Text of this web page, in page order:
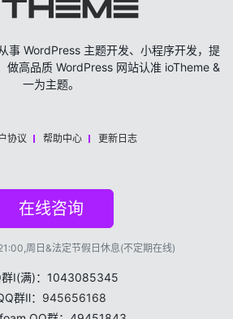
事 WordPress 主题开发、小程序开发，提
做高品质 WordPress 网站认准 ioTheme &
一为主题。
协议 帮助中心 更新日志
在线咨询
周日&法定节假日休息(不定期在线)
群Ⅰ(满)：1043085345
群Ⅱ： 945656168